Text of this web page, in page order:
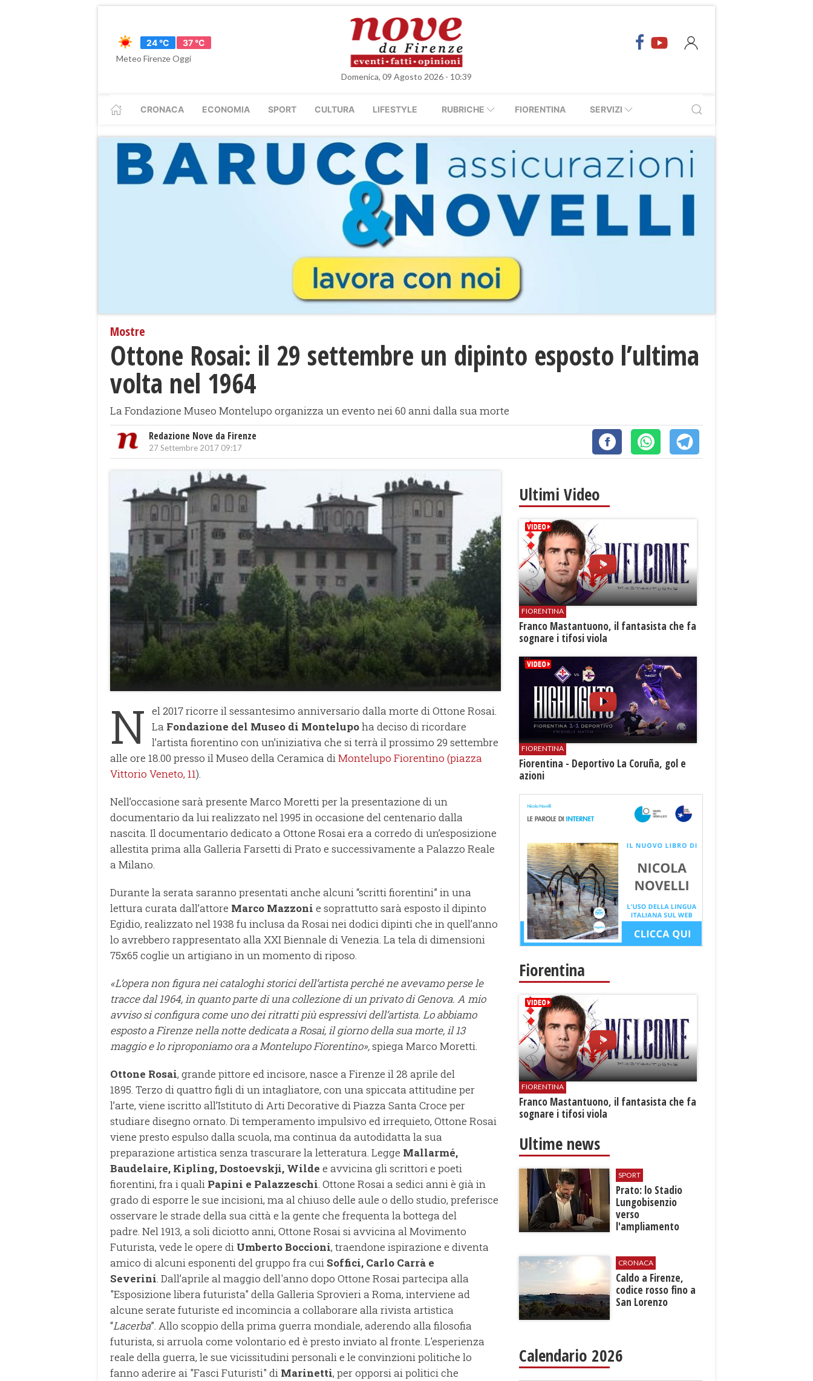
24 °C
37 °C
Meteo Firenze Oggi
Domenica, 09 Agosto 2026 - 10:39
CRONACA ECONOMIA SPORT CULTURA LIFESTYLE RUBRICHE FIORENTINA SERVIZI
Mostre
Ottone Rosai: il 29 settembre un dipinto esposto l’ultima
volta nel 1964
La Fondazione Museo Montelupo organizza un evento nei 60 anni dalla sua morte
Redazione Nove da Firenze
27 Settembre 2017 09:17
N el 2017 ricorre il sessantesimo anniversario dalla morte di Ottone Rosai.
La Fondazione del Museo di Montelupoha deciso di ricordare
l’artista fiorentino con un’iniziativa che si terrà il prossimo 29 settembre
alle ore 18.00 presso il Museo della Ceramica diMontelupo Fiorentino (piazza
Vittorio Veneto, 11).
Nell’occasione sarà presente Marco Moretti per la presentazione di un
documentario da lui realizzato nel 1995 in occasione del centenario dalla
nascita. Il documentario dedicato a Ottone Rosai era a corredo di un’esposizione
allestita prima alla Galleria Farsetti di Prato e successivamente a Palazzo Reale
a Milano.
Durante la serata saranno presentati anche alcuni “scritti fiorentini” in una
lettura curata dall’attore Marco Mazzoni e soprattutto sarà esposto il dipinto
Egidio, realizzato nel 1938 fu inclusa da Rosai nei dodici dipinti che in quell’anno
lo avrebbero rappresentato alla XXI Biennale di Venezia. La tela di dimensioni
75x65 coglie un artigiano in un momento di riposo.
«L’opera non figura nei cataloghi storici dell’artista perché ne avevamo perse le
tracce dal 1964, in quanto parte di una collezione di un privato di Genova. A mio
avviso si configura come uno dei ritratti più espressivi dell’artista. Lo abbiamo
esposto a Firenze nella notte dedicata a Rosai, il giorno della sua morte, il 13
maggio e lo riproponiamo ora a Montelupo Fiorentino»,spiega Marco Moretti.
Ottone Rosai, grande pittore ed incisore, nasce a Firenze il 28 aprile del
1895. Terzo di quattro figli di un intagliatore, con una spiccata attitudine per
l’arte, viene iscritto all’Istituto di Arti Decorative di Piazza Santa Croce per
studiare disegno ornato. Di temperamento impulsivo ed irrequieto, Ottone Rosai
viene presto espulso dalla scuola, ma continua da autodidatta la sua
preparazione artistica senza trascurare la letteratura. Legge Mallarmé,
Baudelaire, Kipling, Dostoevskji, Wilde e avvicina gli scrittori e poeti
fiorentini, fra i quali Papini e Palazzeschi. Ottone Rosai a sedici anni è già in
grado di esporre le sue incisioni, ma al chiuso delle aule o dello studio, preferisce
osservare le strade della sua città e la gente che frequenta la bottega del
padre. Nel 1913, a soli diciotto anni, Ottone Rosai si avvicina al Movimento
Futurista, vede le opere di Umberto Boccioni, traendone ispirazione e diventa
amico di alcuni esponenti del gruppo fra cui Soffici, Carlo Carrà e
Severini. Dall’aprile al maggio dell'anno dopo Ottone Rosai partecipa alla
"Esposizione libera futurista" della Galleria Sprovieri a Roma, interviene ad
alcune serate futuriste ed incomincia a collaborare alla rivista artistica
“Lacerba”. Allo scoppio della prima guerra mondiale, aderendo alla filosofia
futurista, si arruola come volontario ed è presto inviato al fronte. L'esperienza
reale della guerra, le sue vicissitudini personali e le convinzioni politiche lo
fanno aderire ai "Fasci Futuristi" di Marinetti, per opporsi ai politici che
Ultimi Video
FIORENTINA
Franco Mastantuono, il fantasista che fa
sognare i tifosi viola
FIORENTINA
Fiorentina - Deportivo La Coruña, gol e
azioni
Fiorentina
FIORENTINA
Franco Mastantuono, il fantasista che fa
sognare i tifosi viola
Ultime news
SPORT
Prato: lo Stadio
Lungobisenzio
verso
l'ampliamento
CRONACA
Caldo a Firenze,
codice rosso fino a
San Lorenzo
Calendario 2026